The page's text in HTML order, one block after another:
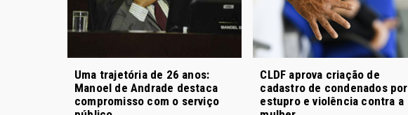
Uma trajetória de 26 anos:
Manoel de Andrade destaca
compromisso com o serviço
CLDF aprova criação de
cadastro de condenados por
estupro e violência contra a